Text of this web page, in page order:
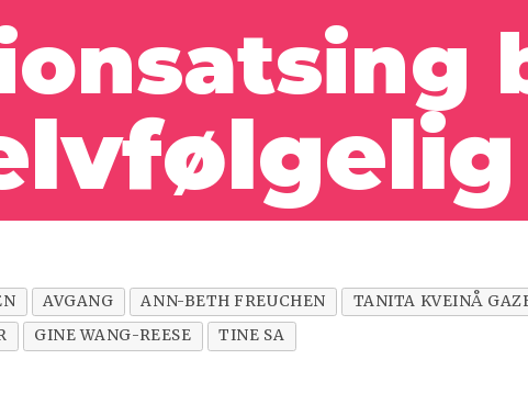
AVGANG ANN-BETH FREUCHEN TANITA KVEINÅ
GINE WANG-REESE TINE SA